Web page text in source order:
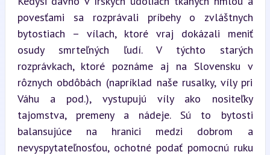
povesťami sa rozprávali príbehy o zvláštnych
bytostiach – vílach, ktoré vraj dokázali meniť
osudy smrteľných ľudí. V týchto starých
rozprávkach, ktoré poznáme aj na Slovensku v
rôznych obdôbách (napríklad naše rusalky, víly pri
Váhu a pod.), vystupujú víly ako nositeľky
tajomstva, premeny a nádeje. Sú to bytosti
balansujúce na hranici medzi dobrom a
nevyspytateľnosťou, ochotné podať pomocnú ruku